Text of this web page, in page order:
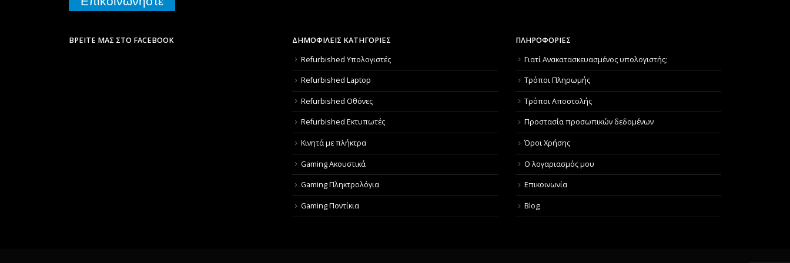
ΒΡΕΊΤΕ ΜΑΣ ΣΤΟ FACEBOOK
ΔΗΜΟΦΙΛΕΙΣ ΚΑΤΗΓΟΡΙΕΣ
Refurbished Υπολογιστές
Refurbished Laptop
Refurbished Οθόνες
Refurbished Εκτυπωτές
Κινητά με πλήκτρα
Gaming Ακουστικά
Gaming Πληκτρολόγια
Gaming Ποντίκια
ΠΛΗΡΟΦΟΡΙΕΣ
Γιατί Aνακατασκευασμένος υπολογιστής;
Τρόποι Πληρωμής
Τρόποι Αποστολής
Προστασία προσωπικών δεδομένων
Όροι Χρήσης
Ο λογαριασμός μου
Επικοινωνία
Blog